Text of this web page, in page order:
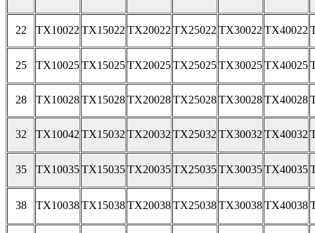
22 TX10022TX15022TX20022TX25022TX30022TX40022
25 TX10025TX15025TX20025TX25025TX30025TX40025
28 TX10028TX15028TX20028TX25028TX30028TX40028
32 TX10042TX15032TX20032TX25032TX30032TX40032
35 TX10035TX15035TX20035TX25035TX30035TX40035
38 TX10038TX15038TX20038TX25038TX30038TX40038